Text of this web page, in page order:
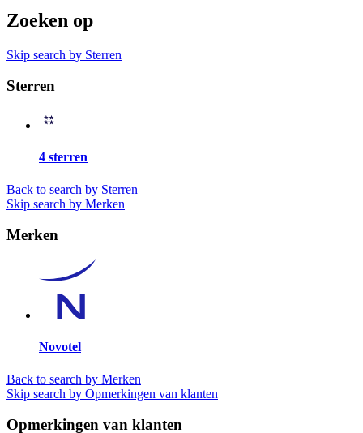
Zoeken op
Skip search by Sterren
Sterren
4 sterren
Back to search by Sterren
Skip search by Merken
Merken
Novotel
Back to search by Merken
Skip search by Opmerkingen van klanten
Opmerkingen van klanten